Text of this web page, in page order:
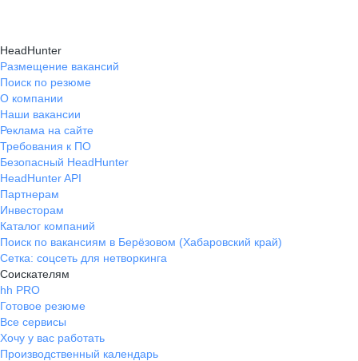
HeadHunter
Размещение вакансий
Поиск по резюме
О компании
Наши вакансии
Реклама на сайте
Требования к ПО
Безопасный HeadHunter
HeadHunter API
Партнерам
Инвесторам
Каталог компаний
Поиск по вакансиям в Берёзовом (Хабаровский край)
Сетка: соцсеть для нетворкинга
Соискателям
hh PRO
Готовое резюме
Все сервисы
Хочу у вас работать
Производственный календарь